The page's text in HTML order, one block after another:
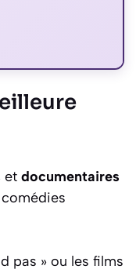
et documentaires
pas » ou les films